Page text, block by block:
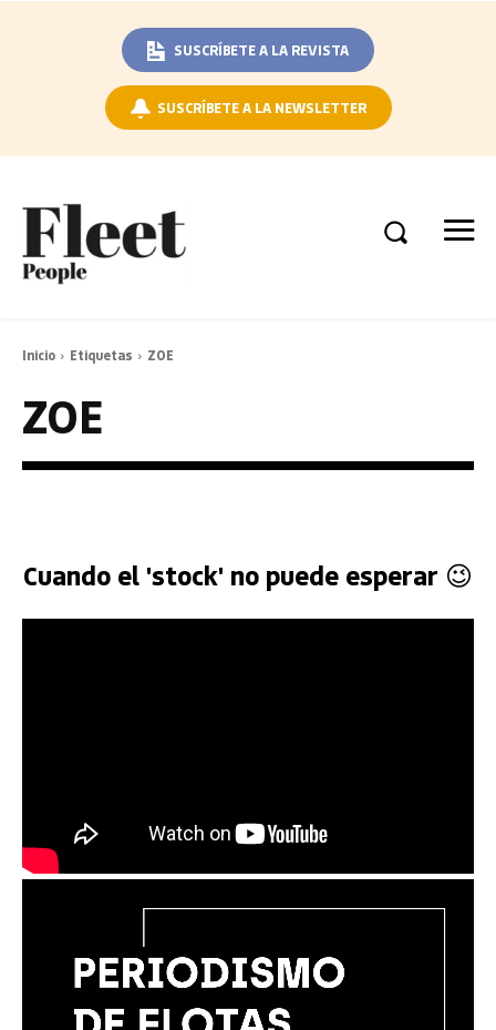
SUSCRÍBETE A LA REVISTA
SUSCRÍBETE A LA NEWSLETTER
Inicio Etiquetas ZOE
ZOE
Cuando el 'stock' no puede esperar 😉